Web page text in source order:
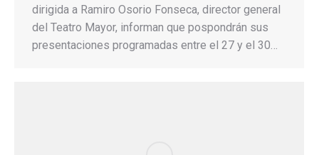
dirigida a Ramiro Osorio Fonseca, director general
del Teatro Mayor, informan que pospondrán sus
presentaciones programadas entre el 27 y el 30…